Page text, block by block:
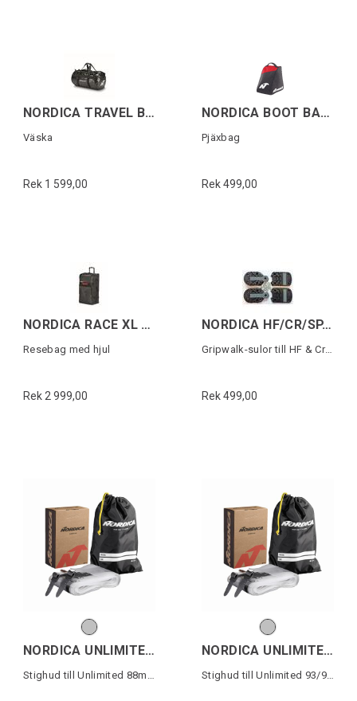
NORDICA TRAVEL BAG 12M Svart
Väska
Rek 1 599,00
NORDICA BOOT BAG LITE Svart/Röd
Pjäxbag
Rek 499,00
NORDICA RACE XL DUFFLE ROLLER DOBERMANN
Resebag med hjul
Rek 2 999,00
NORDICA HF/CR/SP.J GRIPWALK SOLES Svart
Gripwalk-sulor till HF & Cruise (1 par)
Rek 499,00
NORDICA UNLIMITED 88 SKIN
Stighud till Unlimited 88mm skidor
NORDICA UNLIMITED 93/94 SKIN
Stighud till Unlimited 93/94mm skidor